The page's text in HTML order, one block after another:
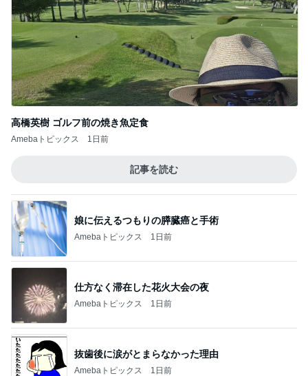
高橋英樹 ゴルフ前の焼き魚定食
Amebaトピックス 1日前
記事を読む
娘に伝えるつもりの膵臓癌と手術
Amebaトピックス 1日前
仕方なく滞在した花火大会の夜
Amebaトピックス 1日前
抜歯後に涙がとまらなかった理由
Amebaトピックス 1日前